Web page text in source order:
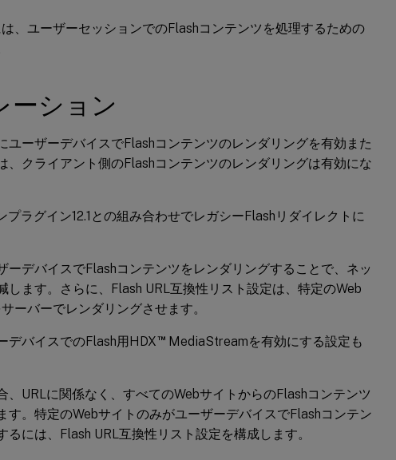
、ユーザーセッションでのFlashコンテンツを処理するための
ーション
ユーザーデバイスでFlashコンテンツのレンダリングを有効また
、クライアント側のFlashコンテンツのレンダリングは有効にな
ラグイン12.1との組み合わせでレガシーFlashリダイレクトに
ーデバイスでFlashコンテンツをレンダリングすることで、ネッ
します。さらに、Flash URL互換性リスト設定は、特定のWeb
ーバーでレンダリングさせます。
デバイスでのFlash用HDX™MediaStreamを有効にする設定も
、URLに関係なく、すべてのWebサイトからのFlashコンテンツ
す。特定のWebサイトのみがユーザーデバイスでFlashコンテン
には、Flash URL互換性リスト設定を構成します。